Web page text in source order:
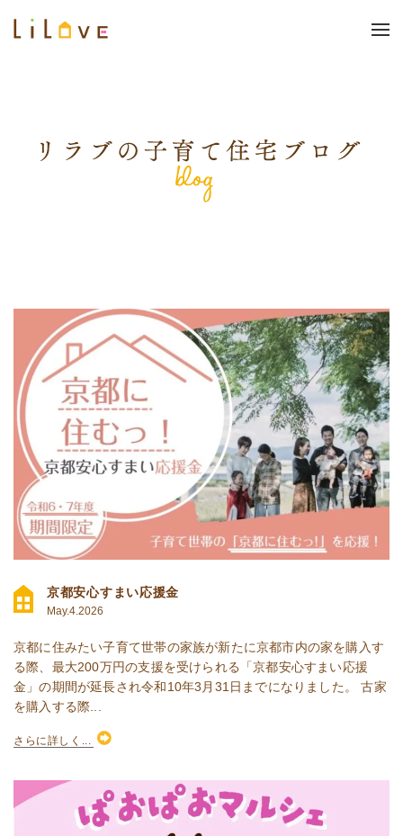
京都安心すまい応援金
May.4.2026
京都に住みたい子育て世帯の家族が新たに京都市内の家を購入す
る際、最大200万円の支援を受けられる「京都安心すまい応援
金」の期間が延長され令和10年3月31日までになりました。 古家
を購入する際...
さらに詳しく...